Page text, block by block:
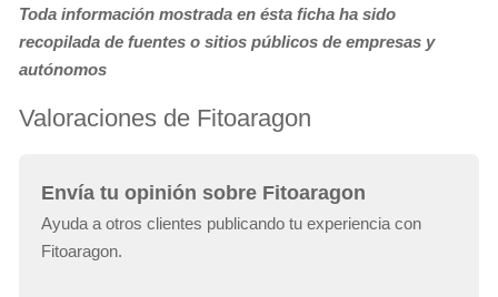
Toda información mostrada en ésta ficha ha sido
recopilada de fuentes o sitios públicos de empresas y
autónomos
Valoraciones de Fitoaragon
Envía tu opinión sobre Fitoaragon
Ayuda a otros clientes publicando tu experiencia con
Fitoaragon.